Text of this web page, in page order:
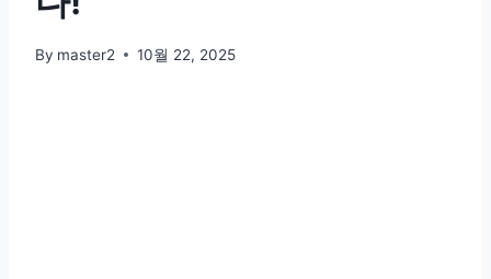
By master2 10월 22, 2025